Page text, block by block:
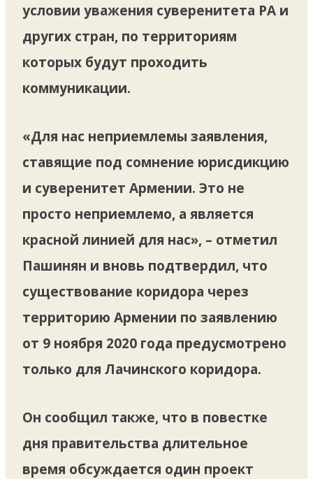
условии уважения суверенитета РА и
других стран, по территориям
которых будут проходить
коммуникации.
«Для нас неприемлемы заявления,
ставящие под сомнение юрисдикцию
и суверенитет Армении. Это не
просто неприемлемо, а является
красной линией для нас», – отметил
Пашинян и вновь подтвердил, что
существование коридора через
территорию Армении по заявлению
от 9 ноября 2020 года предусмотрено
только для Лачинского коридора.
Он сообщил также, что в повестке
дня правительства длительное
время обсуждается один проект